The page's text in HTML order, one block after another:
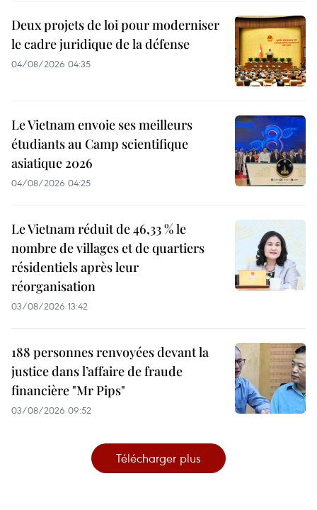
Deux projets de loi pour moderniser
le cadre juridique de la défense
04/08/2026 04:35
Le Vietnam envoie ses meilleurs
étudiants au Camp scientifique
asiatique 2026
04/08/2026 04:25
Le Vietnam réduit de 46,33 % le
nombre de villages et de quartiers
résidentiels après leur
réorganisation
03/08/2026 13:42
188 personnes renvoyées devant la
justice dans l’affaire de fraude
financière "Mr Pips"
03/08/2026 09:52
Télécharger plus